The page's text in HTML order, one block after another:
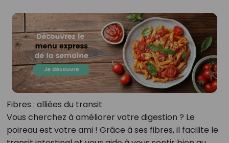
Fibres : alliées du transit
Vous cherchez à améliorer votre digestion ? Le
poireau est votre ami ! Grâce à ses fibres, il facilite le